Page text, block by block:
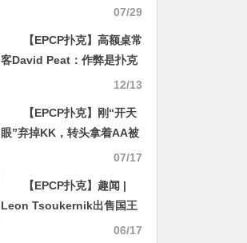
迎仕柏度假城，一站式综合
07/29
【EPCP扑克】高额桌常
客David Peat：作弊是扑克
12/13
【EPCP扑克】刚“开天
眼”弃掉KK，转头拿着AA被
07/17
【EPCP扑克】趣闻 |
Leon Tsoukernik出售国王
06/17